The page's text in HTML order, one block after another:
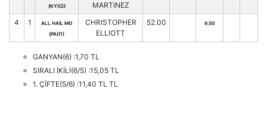
(KY)(2)
MARTINEZ
4 1
ALL HAIL MO
(PA)(1)
CHRISTOPHER
ELLIOTT
52.00 9,50
GANYAN(6) :1,70 TL
SIRALI İKİLİ(6/5) :15,05 TL
1. ÇİFTE(5/6) :11,40 TL TL